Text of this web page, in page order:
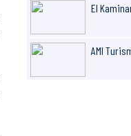
El
AMI